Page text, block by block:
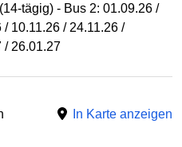
tägig) - Bus 2: 01.09.26 /
10.11.26 / 24.11.26 /
/ 26.01.27
In Karte anzeigen